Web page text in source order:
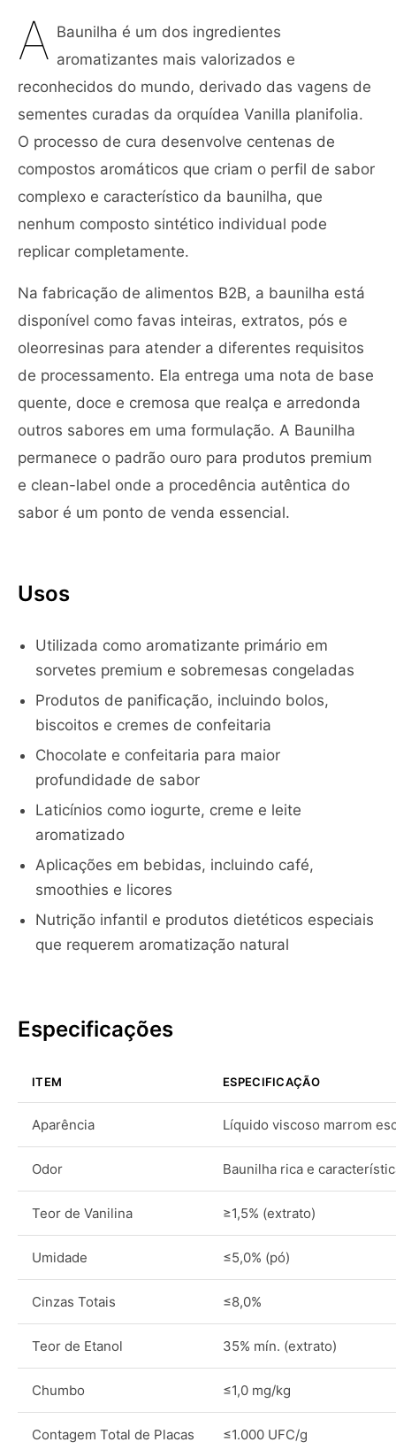
A Baunilha é um dos ingredientes
aromatizantes mais valorizados e
reconhecidos do mundo, derivado das vagens de
sementes curadas da orquídea Vanilla planifolia.
O processo de cura desenvolve centenas de
compostos aromáticos que criam o perfil de sabor
complexo e característico da baunilha, que
nenhum composto sintético individual pode
replicar completamente.
Na fabricação de alimentos B2B, a baunilha está
disponível como favas inteiras, extratos, pós e
oleorresinas para atender a diferentes requisitos
de processamento. Ela entrega uma nota de base
quente, doce e cremosa que realça e arredonda
outros sabores em uma formulação. A Baunilha
permanece o padrão ouro para produtos premium
e clean-label onde a procedência autêntica do
sabor é um ponto de venda essencial.
Usos
Utilizada como aromatizante primário em
sorvetes premium e sobremesas congeladas
Produtos de panificação, incluindo bolos,
biscoitos e cremes de confeitaria
Chocolate e confeitaria para maior
profundidade de sabor
Laticínios como iogurte, creme e leite
aromatizado
Aplicações em bebidas, incluindo café,
smoothies e licores
Nutrição infantil e produtos dietéticos especiais
que requerem aromatização natural
Especificações
ITEM ESPECIFICAÇÃO
Aparência Líquido viscoso marrom
Odor Baunilha rica e
Teor de Vanilina ≥1,5% (extrato)
Umidade ≤5,0% (pó)
Cinzas Totais ≤8,0%
Teor de Etanol 35% mín. (extrato)
Chumbo ≤1,0 mg/kg
Contagem Total de Placas ≤1.000 UFC/g